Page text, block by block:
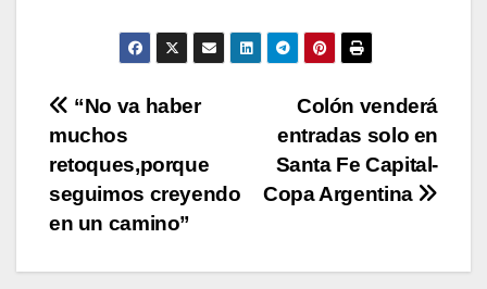
p
b
o
o
k
Li
n
ar
tir
Navegación
de
entradas
Colón venderá
entradas solo en
Santa Fe Capital-
Copa Argentina
“No va haber
muchos
retoques,porque
seguimos creyendo
en un camino”